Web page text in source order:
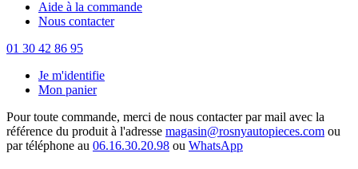
Aide à la commande
Nous contacter
01 30 42 86 95
Je m'identifie
Mon panier
Pour toute commande, merci de nous contacter par mail avec la
référence du produit à l'adresse magasin@rosnyautopieces.com ou
par téléphone au 06.16.30.20.98 ou WhatsApp